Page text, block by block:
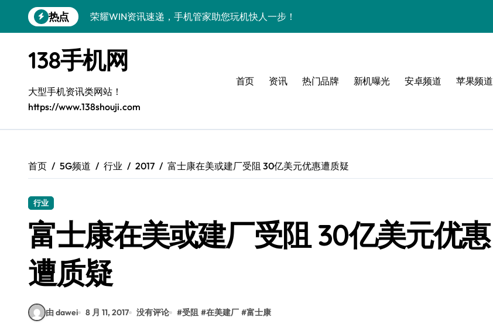
到
热点
荣耀WIN资讯速递，手机管家助您玩机快人一步！
OPPO Find X9 Pro售后揭秘：亮点解析+超实用技巧大放送
vivo S50 Pro mini来袭！小屏旗舰亮点，售后带你抢先看
REDMI K90售后揭秘：亮点配置全解析，速来围观！
OPPO Find X9售后揭秘：亮点特色玩法，一次全掌握！
华为nova 15 Ultra新功能解锁，售后邀您共享最新优惠！
真我GT8 Pro售后力荐：特色功能全解析，畅享新机体验！
138手机网
大型手机资讯类网站！
https://www.138shouji.com
首页 资讯 热门品牌 新机曝光 安卓频道 苹果频道
首页 5G频道 行业 2017 富士康在美或建厂受阻 30亿美元优惠遭质疑
行业
富士康在美或建厂受阻 30亿美元优惠
遭质疑
由 dawei 8 月 11, 2017 没有评论 #受阻 #在美建厂 #富士康